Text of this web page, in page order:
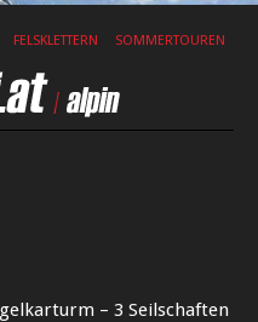
FELSKLETTERN SOMMERTOUREN
– 3 Seilschaften